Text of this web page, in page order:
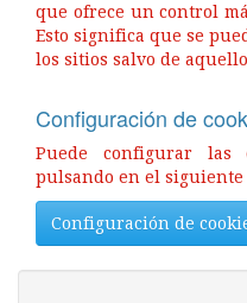
que ofrece un control
Esto significa que se
los sitios salvo de
Configuración de
Puede configurar las
pulsando en el siguiente
Configuración de